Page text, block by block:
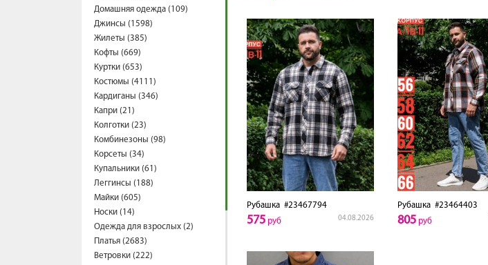
Домашняя одежда (109)
Джинсы (1598)
Жилеты (385)
Кофты (669)
Куртки (653)
Костюмы (4111)
Кардиганы (346)
Капри (21)
Колготки (23)
Комбинезоны (98)
Корсеты (34)
Купальники (61)
Леггинсы (188)
Майки (605)
Носки (14)
Одежда для взрослых (2)
Платья (2683)
Ветровки (222)
Рубашка #23467794
04.08.2026
575 руб
Рубашка#23464403
805руб